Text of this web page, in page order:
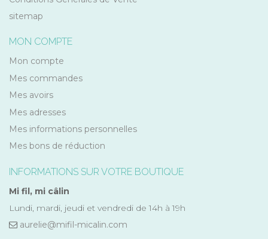
sitemap
MON COMPTE
Mon compte
Mes commandes
Mes avoirs
Mes adresses
Mes informations personnelles
Mes bons de réduction
INFORMATIONS SUR VOTRE BOUTIQUE
Mi fil, mi câlin
Lundi, mardi, jeudi et vendredi de 14h à 19h
aurelie@mifil-micalin.com